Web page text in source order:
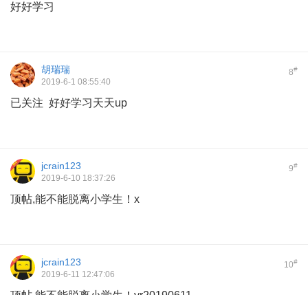
好好学习
8#
胡瑞瑞
2019-6-1 08:55:40
已关注 好好学习天天up
9#
jcrain123
2019-6-10 18:37:26
顶帖,能不能脱离小学生！x
10#
jcrain123
2019-6-11 12:47:06